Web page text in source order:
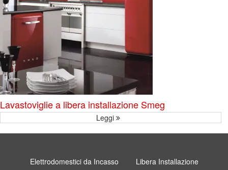
Lavastoviglie a libera installazione Smeg
Leggi
Elettrodomestici da Incasso Libera Installazione